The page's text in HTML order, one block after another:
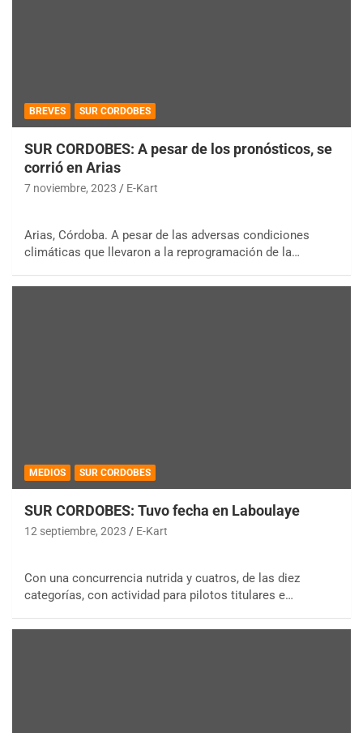
BREVES SUR CORDOBES
SUR CORDOBES: A pesar de los pronósticos, se
corrió en Arias
7 noviembre, 2023 E-Kart
Arias, Córdoba. A pesar de las adversas condiciones
climáticas que llevaron a la reprogramación de la…
MEDIOS SUR CORDOBES
SUR CORDOBES: Tuvo fecha en Laboulaye
12 septiembre, 2023 E-Kart
Con una concurrencia nutrida y cuatros, de las diez
categorías, con actividad para pilotos titulares e…